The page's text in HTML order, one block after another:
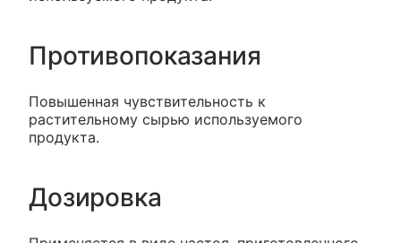
Противопоказания
Повышенная чувствительность к
растительному сырью используемого
продукта.
Дозировка